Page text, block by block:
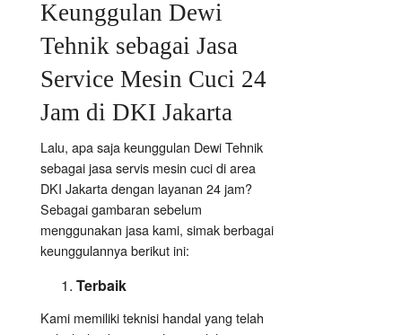
Keunggulan Dewi
Tehnik sebagai Jasa
Service Mesin Cuci 24
Jam di DKI Jakarta
Lalu, apa saja keunggulan Dewi Tehnik
sebagai jasa servis mesin cuci di area
DKI Jakarta dengan layanan 24 jam?
Sebagai gambaran sebelum
menggunakan jasa kami, simak berbagai
keunggulannya berikut ini:
Terbaik
Kami memiliki teknisi handal yang telah